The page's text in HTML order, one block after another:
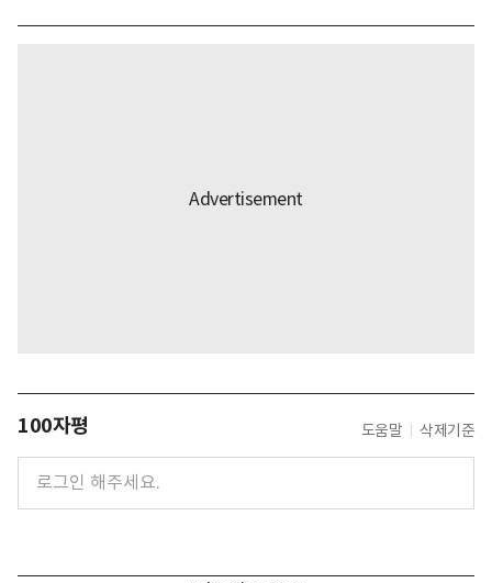
100자평 도움말 삭제기준